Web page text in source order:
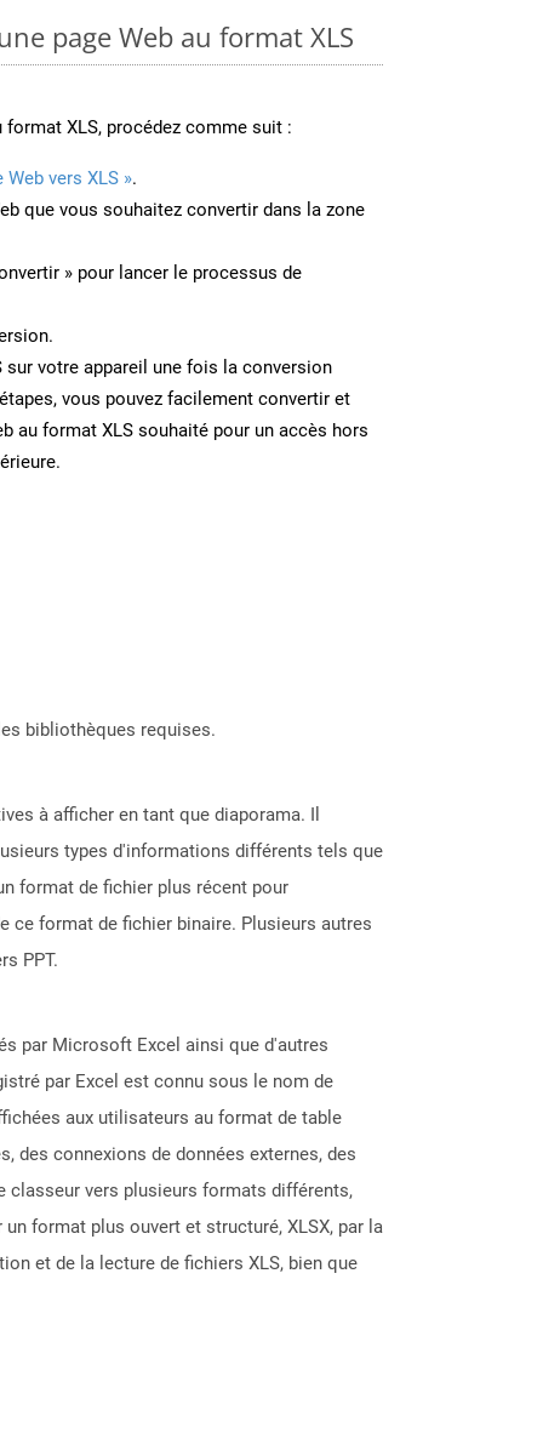
page Web au format XLS
format XLS, procédez comme suit :
Web vers XLS ».
que vous souhaitez convertir dans la zone
» pour lancer le processus de
sur votre appareil une fois la conversion
vous pouvez facilement convertir et
au format XLS souhaité pour un accès hors
bibliothèques requises.
à afficher en tant que diaporama. Il
types d'informations différents tels que
format de fichier plus récent pour
ce format de fichier binaire. Plusieurs autres
PPT.
par Microsoft Excel ainsi que d'autres
par Excel est connu sous le nom de
aux utilisateurs au format de table
des connexions de données externes, des
classeur vers plusieurs formats différents,
un format plus ouvert et structuré, XLSX, par la
et de la lecture de fichiers XLS, bien que